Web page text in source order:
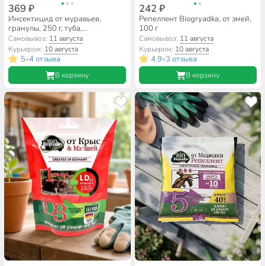
369 ₽
Инсектицид от муравьев,
гранулы, 250 г, туба,
биологический, Biogryadka
Самовывоз: 11 августа
Курьером: 10 августа
5•4 отзыва
В корзину
242 ₽
Репеллент Biogryadka, от змей,
100 г
Самовывоз: 11 августа
Курьером: 10 августа
4.9•3 отзыва
В корзину